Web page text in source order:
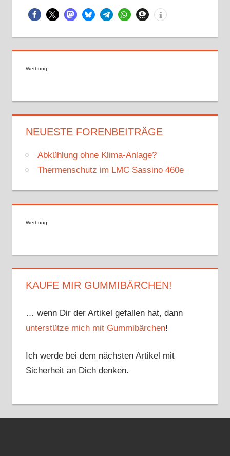
Werbung
NEUESTE FORENBEITRÄGE
Abkühlung ohne Klima-Anlage?
Thermenschutz im LMC Sassino 460e
Werbung
KAUFE MIR GUMMIBÄRCHEN!
… wenn Dir der Artikel gefallen hat, dann
unterstütze mich mit Gummibärchen!
Ich werde bei dem nächsten Artikel mit
Sicherheit an Dich denken.